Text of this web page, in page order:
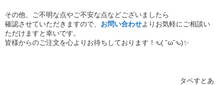
その他、ご不明な点やご不安な点などございましたら
確認させていただきますので、 お問い合わせよりお気軽にご相談い
ただけますと幸いです。
皆様からのご注文を心よりお待ちしております！ԅ( ˘ω˘ԅ)✨
タペすとあ